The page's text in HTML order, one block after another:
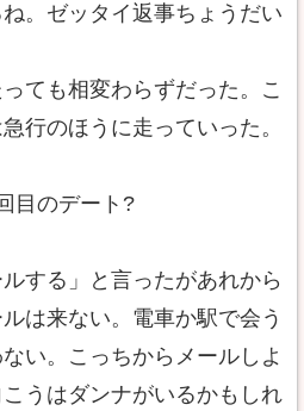
ね。ゼッタイ返事ちょうだい
ても相変わらずだった。こ
行のほうに走っていった。
目のデート?
する」と言ったがあれから
は来ない。電車か駅で会う
い。こっちからメールしよ
うはダンナがいるかもしれ